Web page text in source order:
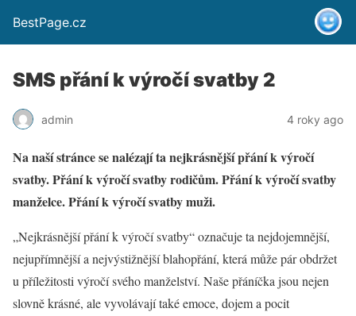
BestPage.cz
SMS přání k výročí svatby 2
admin 4 roky ago
Na naší stránce se nalézají ta nejkrásnější přání k výročí
svatby. Přání k výročí svatby rodičům. Přání k výročí svatby
manželce. Přání k výročí svatby muži.
„Nejkrásnější přání k výročí svatby“ označuje ta nejdojemnější,
nejupřímnější a nejvýstižnější blahopřání, která může pár obdržet
u příležitosti výročí svého manželství. Naše přáníčka jsou nejen
slovně krásné, ale vyvolávají také emoce, dojem a pocit